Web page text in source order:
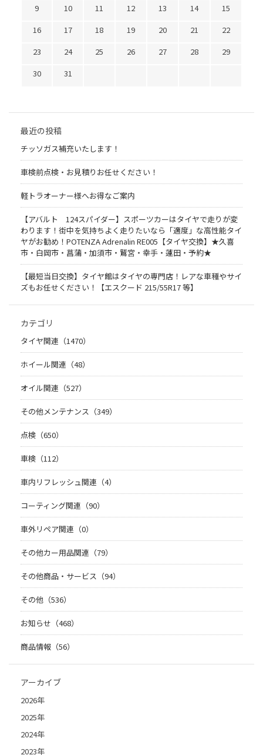
9
10 11 12 13 14
15
16
17 18 19 20 21
22
23
24 25 26 27 28
29
30
31
最近の投稿
チッソガス補充いたします！
車検前点検・お見積りお任せください！
軽トラオーナー様へお得なご案内
【アバルト 124スパイダー】スポーツカーはタイヤで走りが変
わります！街中を気持ちよく走りたいなら「適度」な高性能タイ
ヤがお勧め！POTENZA Adrenalin RE005【タイヤ交換】★久喜
市・白岡市・菖蒲・加須市・鷲宮・幸手・蓮田・予約★
【最短当日交換】タイヤ館はタイヤの専門店！レアな車種やサイ
ズもお任せください！【エスクード 215/55R17 等】
カテゴリ
タイヤ関連（1470）
ホイール関連（48）
オイル関連（527）
その他メンテナンス（349）
点検（650）
車検（112）
車内リフレッシュ関連（4）
コーティング関連（90）
車外リペア関連（0）
その他カー用品関連（79）
その他商品・サービス（94）
その他（536）
お知らせ（468）
商品情報（56）
アーカイブ
2026年
2025年
2024年
2023年